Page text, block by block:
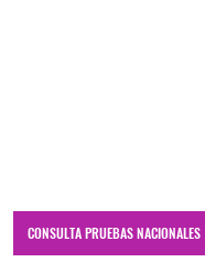
CONSULTA PRUEBAS NACIONALES